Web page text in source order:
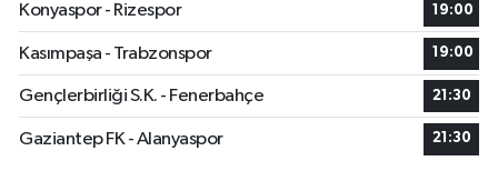
Konyaspor - Rizespor
19:00
Kasımpaşa - Trabzonspor 19:00
Gençlerbirliği S.K. - Fenerbahçe 21:30
Gaziantep FK - Alanyaspor 21:30